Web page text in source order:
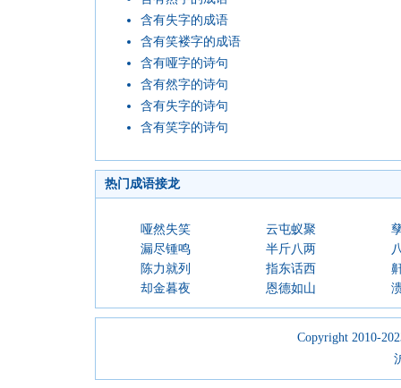
含有失字的成语
含有笑褛字的成语
含有哑字的诗句
含有然字的诗句
含有失字的诗句
含有笑字的诗句
热门成语接龙
哑然失笑 云屯蚁聚
漏尽锺鸣
半斤八两
陈力就列
指东话西
却金暮夜
恩德如山
Copyright 2010-